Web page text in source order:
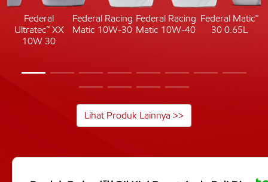
Federal
Ultratec™ XX
10W 30
Federal Racing
Matic 10W-30
Federal Racing
Matic 10W-40
Federal Matic™
30 0.65L
Lihat Produk Lainnya >>